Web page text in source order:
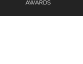
AWARDS